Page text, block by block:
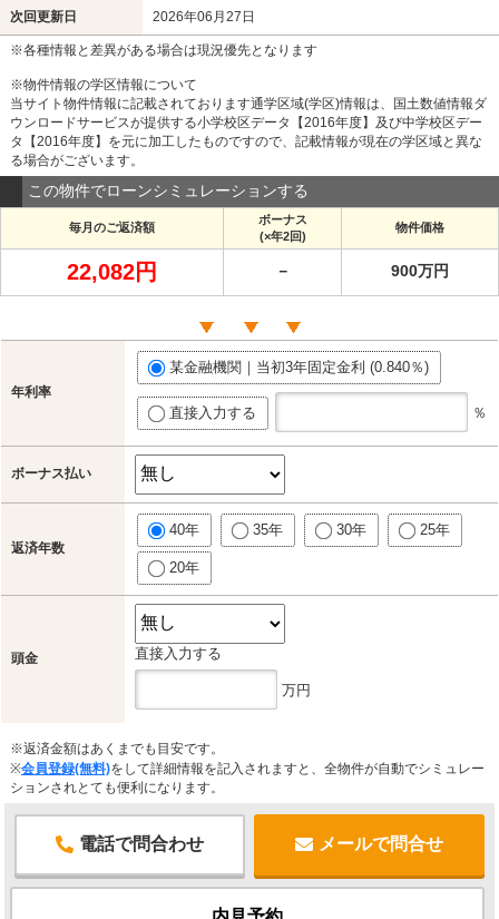
次回更新日 2026年06月27日
※各種情報と差異がある場合は現況優先となります
※物件情報の学区情報について
当サイト物件情報に記載されております通学区域(学区)情報は、国土数値情報ダ
ウンロードサービスが提供する小学校区データ【2016年度】及び中学校区デー
タ【2016年度】を元に加工したものですので、記載情報が現在の学区域と異な
る場合がございます。
この物件でローンシミュレーションする
毎月のご返済額
ボーナス
(×年2回)
物件価格
22,082円 － 900万円
年利率
某金融機関｜当初3年固定金利 (0.840％)
直接入力する ％
ボーナス払い
返済年数
40年 35年 30年 25年
20年
頭金 直接入力する
万円
※返済金額はあくまでも目安です。
※会員登録(無料)をして詳細情報を記入されますと、全物件が自動でシミュレー
ションされとても便利になります。
電話で問合わせ メールで問合せ